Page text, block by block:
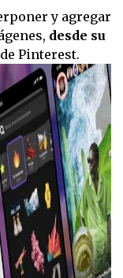
y agregar
desde su
de Pinterest.